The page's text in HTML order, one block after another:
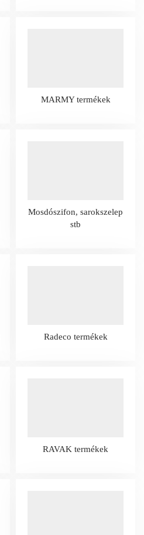
MARMY termékek
Mosdószifon, sarokszelep
stb
Radeco termékek
RAVAK termékek